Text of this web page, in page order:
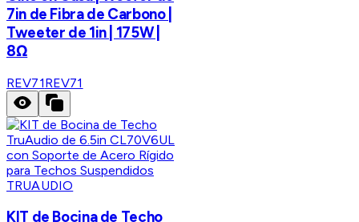
7in de Fibra de Carbono |
Tweeter de 1in | 175W |
8Ω
REV71REV71
TRUAUDIO
KIT de Bocina de Techo